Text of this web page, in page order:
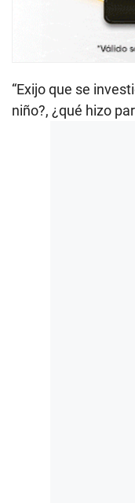
“Exijo que se
niño?, ¿qué hizo